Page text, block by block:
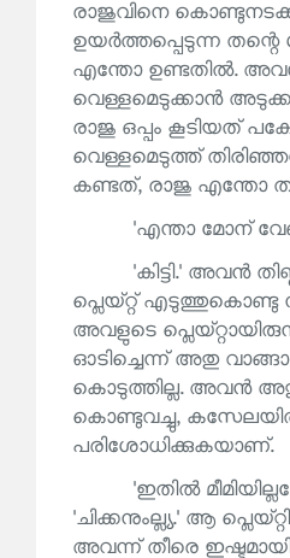
രാജുവിനെ
ഉയർത്തപ്പെടുന്ന തന്റെ
എന്തോ ഉണ്ടതിൽ.
വെള്ളമെടുക്കാൻ
രാജു ഒപ്പം കൂടിയത്
വെള്ളമെടുത്ത്
കണ്ടത്, രാജു എന്തോ
'എന്താ മോന്
'കിട്ടി.' അവൻ
പ്ലെയ്റ്റ്
അവളുടെ
ഓടിച്ചെന്ന് അതു
കൊടുത്തില്ല. അവൻ
കൊണ്ടുവച്ചു,
പരിശോധിക്കുകയാണ്.
'ഇതിൽ
'ചിക്കനുംല്ല്യ.' ആ
അവന്ന് തീരെ